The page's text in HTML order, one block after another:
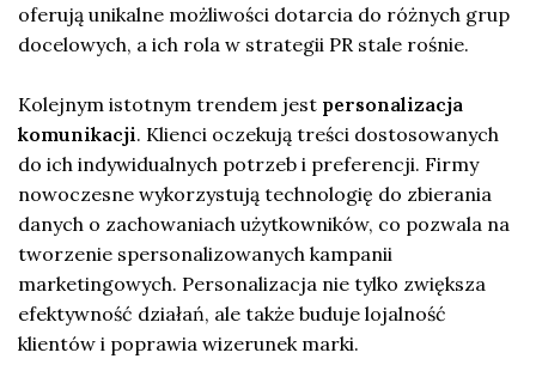
oferują unikalne możliwości dotarcia do różnych grup
docelowych, a ich rola w strategii PR stale rośnie.
Kolejnym istotnym trendem jest personalizacja
komunikacji. Klienci oczekują treści dostosowanych
do ich indywidualnych potrzeb i preferencji. Firmy
nowoczesne wykorzystują technologię do zbierania
danych o zachowaniach użytkowników, co pozwala na
tworzenie spersonalizowanych kampanii
marketingowych. Personalizacja nie tylko zwiększa
efektywność działań, ale także buduje lojalność
klientów i poprawia wizerunek marki.